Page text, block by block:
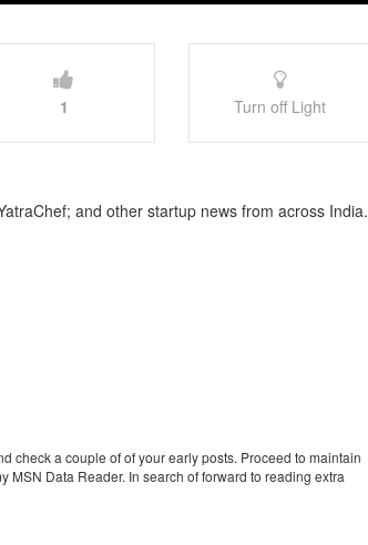
1 Turn off Light
and other startup news from across India.
check a couple of of your early posts. Proceed to maintain
MSN Data Reader. In search of forward to reading extra